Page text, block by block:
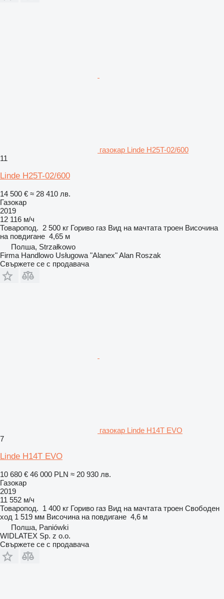
газокар Linde H25T-02/600
11
Linde H25T-02/600
14 500 € ≈ 28 410 лв.
Газокар
2019
12 116 м/ч
Товаропод. 2 500 кг Гориво газ Вид на мачтата троен Височина
на повдигане 4,65 м
Полша, Strzałkowo
Firma Handlowo Usługowa "Alanex" Alan Roszak
Свържете се с продавача
газокар Linde H14T EVO
7
Linde H14T EVO
10 680 € 46 000 PLN ≈ 20 930 лв.
Газокар
2019
11 552 м/ч
Товаропод. 1 400 кг Гориво газ Вид на мачтата троен Свободен
ход 1 519 мм Височина на повдигане 4,6 м
Полша, Paniówki
WIDLATEX Sp. z o.o.
Свържете се с продавача